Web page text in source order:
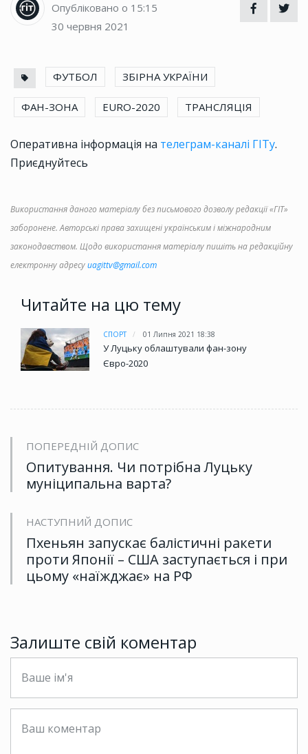
Опубліковано о 15:15
30 червня 2021
ФУТБОЛ ЗБІРНА УКРАЇНИ
ФАН-ЗОНА EURO-2020 ТРАНСЛЯЦІЯ
Оперативна інформація на телеграм-каналі ГІТу.
Приєднуйтесь
Використання даного матеріалу без письмового дозволу редакції «ГІТ»
заборонене. Авторські права захищені українським і міжнародним
законодавством. Щодо використання матеріалу пишіть на редакційну
електронну адресуuagittv@gmail.com
Читайте на цю тему
СПОРТ 01 Липня 2021 18:38
У Луцьку облаштували фан-зону
Євро-2020
ПОПЕРЕДНІЙ ДОПИС
Опитування. Чи потрібна Луцьку
муніципальна варта?
НАСТУПНИЙ ДОПИС
Пхеньян запускає балістичні ракети
проти Японії – США заступається і при
цьому «наїжджає» на РФ
Залиште свій коментар